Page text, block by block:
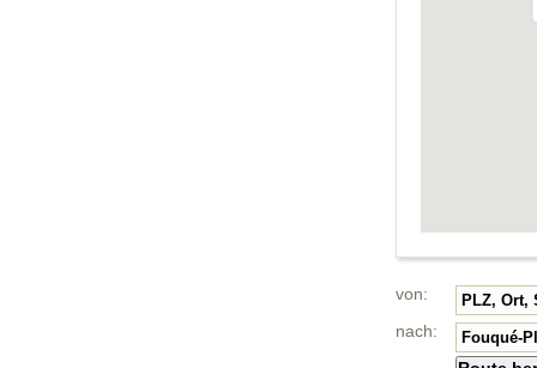
von:
nach: